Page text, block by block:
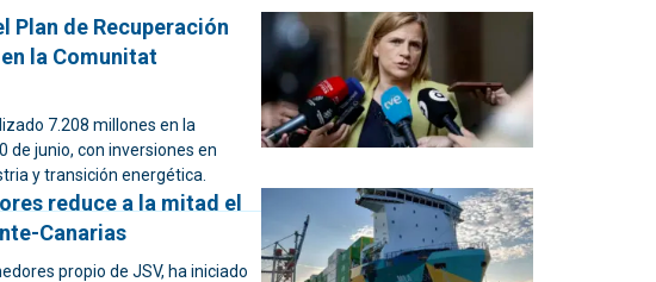
Plan de Recuperación
la Comunitat
7.208 millones en la
de junio, con inversiones en
y transición energética.
reduce a la mitad el
Canarias
propio de JSV, ha iniciado